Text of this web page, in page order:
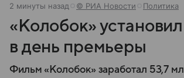
2 минуты назад © РИА Новости Политика
«Колобок»
в день премьеры
Фильм «Колобок» заработал 53,7